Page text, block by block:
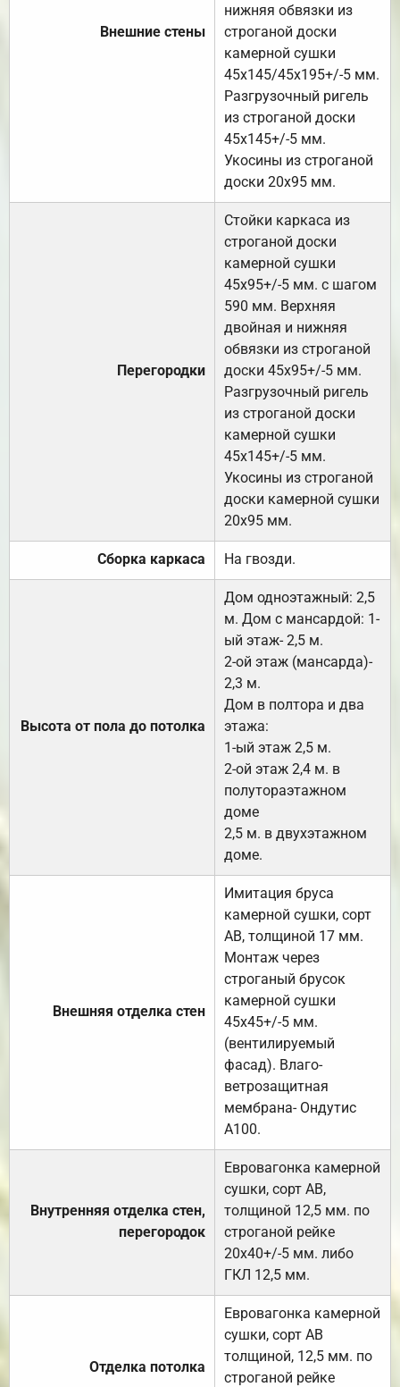
Внешние стены
нижняя обвязки из
строганой доски
камерной сушки
45х145/45х195+/-5 мм.
Разгрузочный ригель
из строганой доски
45х145+/-5 мм.
Укосины из строганой
доски 20х95 мм.
Перегородки
Стойки каркаса из
строганой доски
камерной сушки
45х95+/-5 мм. с шагом
590 мм. Верхняя
двойная и нижняя
обвязки из строганой
доски 45х95+/-5 мм.
Разгрузочный ригель
из строганой доски
камерной сушки
45х145+/-5 мм.
Укосины из строганой
доски камерной сушки
20х95 мм.
Сборка каркаса На гвозди.
Высота от пола до потолка
Дом одноэтажный: 2,5
м. Дом с мансардой: 1-
ый этаж- 2,5 м.
2-ой этаж (мансарда)-
2,3 м.
Дом в полтора и два
этажа:
1-ый этаж 2,5 м.
2-ой этаж 2,4 м. в
полутораэтажном
доме
2,5 м. в двухэтажном
доме.
Внешняя отделка стен
Имитация бруса
камерной сушки, сорт
АВ, толщиной 17 мм.
Монтаж через
строганый брусок
камерной сушки
45х45+/-5 мм.
(вентилируемый
фасад). Влаго-
ветрозащитная
мембрана- Ондутис
А100.
Внутренняя отделка стен,
перегородок
Евровагонка камерной
сушки, сорт АВ,
толщиной 12,5 мм. по
строганой рейке
20х40+/-5 мм. либо
ГКЛ 12,5 мм.
Отделка потолка
Евровагонка камерной
сушки, сорт АВ
толщиной, 12,5 мм. по
строганой рейке